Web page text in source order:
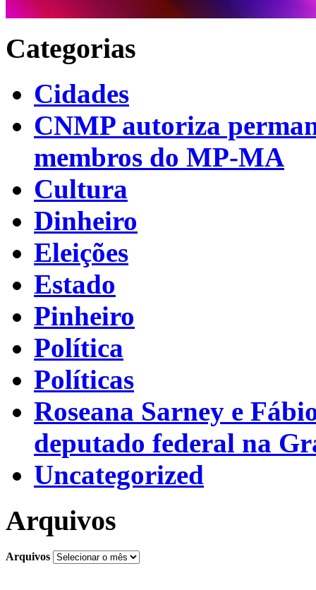
Categorias
Cidades
CNMP autoriza
membros do MP-MA
Cultura
Dinheiro
Eleições
Estado
Pinheiro
Política
Políticas
Roseana Sarney e
deputado federal na
Uncategorized
Arquivos
Arquivos